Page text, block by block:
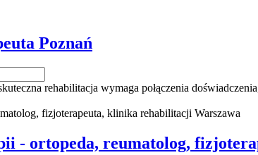
Poznań
rehabilitacja wymaga połączenia
- ortopeda, reumatolog,